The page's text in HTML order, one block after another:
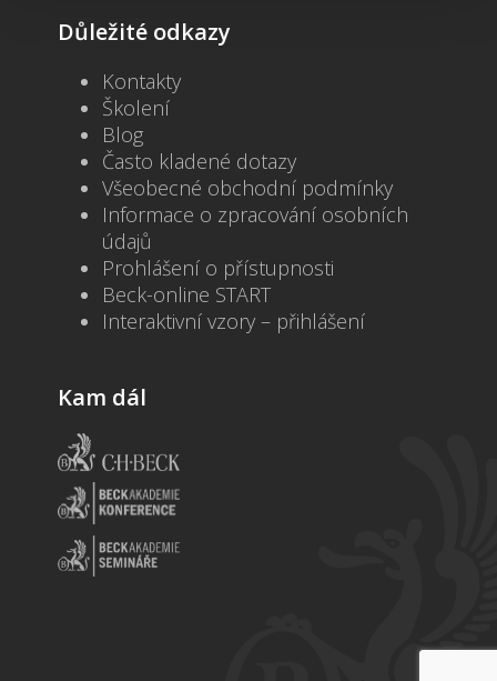
Důležité odkazy
Kontakty
Školení
Blog
Často kladené dotazy
Všeobecné obchodní podmínky
Informace o zpracování osobních
údajů
Prohlášení o přístupnosti
Beck-online START
Interaktivní vzory – přihlášení
Kam dál